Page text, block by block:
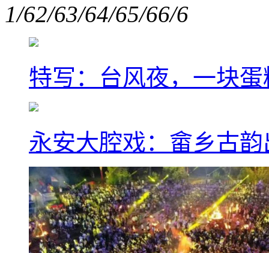
1/62/63/64/65/66/6
特写：台风夜，一块
永安大腔戏：畲乡古